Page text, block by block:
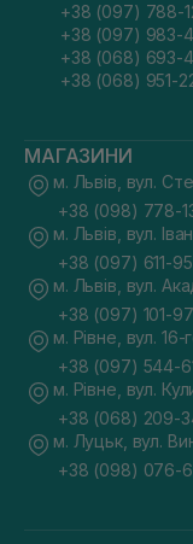
+38 (097) 788-
+38 (097) 983-
+38 (068) 693-
+38 (068) 951-
МАГАЗИНИ
м. Львів, вул.
+38 (098) 778-
м. Львів, вул.
+38 (097) 611-
м. Львів, вул.
+38 (097) 101-
м. Рівне, вул. 16-
+38 (097) 544-
м. Рівне, вул.
+38 (068) 209-
м. Луцьк, вул.
+38 (098) 076-